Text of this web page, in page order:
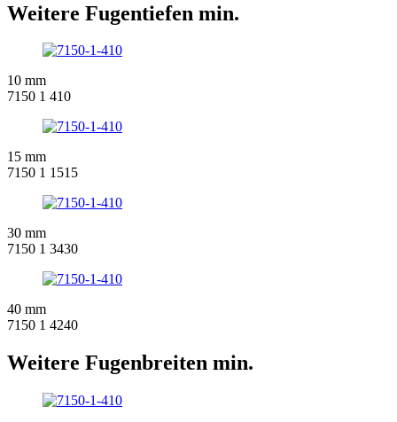
Weitere Fugentiefen min.
10 mm
7150 1 410
15 mm
7150 1 1515
30 mm
7150 1 3430
40 mm
7150 1 4240
Weitere Fugenbreiten min.